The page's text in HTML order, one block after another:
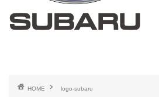
HOME logo-subaru